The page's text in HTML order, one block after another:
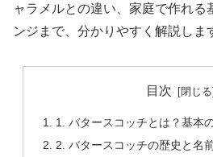
ャラメルとの違い、家庭で作れる
ンジまで、分かりやすく解説しま
目次
1. バタースコッチとは？基本
2. バタースコッチの歴史と名